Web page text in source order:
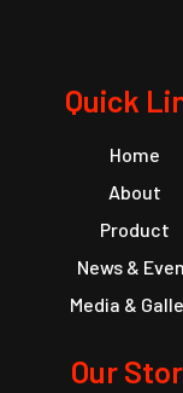
Quick
Home
About
Product
News &
Media &
Our